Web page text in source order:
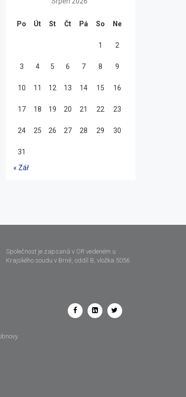
Po Út St Čt Pá So Ne
1 2
3 4 5 6 7 8 9
10 11 12 13 14 15 16
17 18 19 20 21 22 23
24 25 26 27 28 29 30
31
« Zář
Společnost je zapsaná v OR vedeném u
Krajského soudu v Brně, oddíl B, vložka 5056